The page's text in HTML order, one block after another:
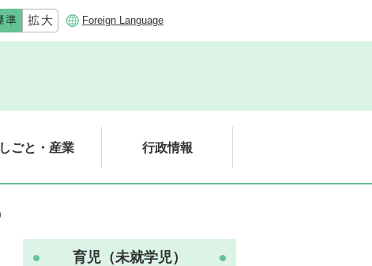
Foreign Language
しごと・産業 行政情報
育児（未就学児）